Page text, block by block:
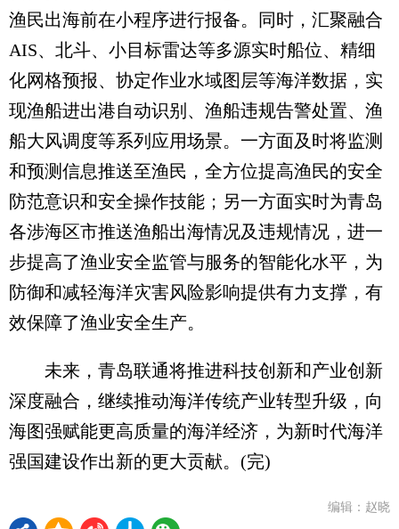
渔民出海前在小程序进行报备。同时，汇聚融合
AIS、北斗、小目标雷达等多源实时船位、精细
化网格预报、协定作业水域图层等海洋数据，实
现渔船进出港自动识别、渔船违规告警处置、渔
船大风调度等系列应用场景。一方面及时将监测
和预测信息推送至渔民，全方位提高渔民的安全
防范意识和安全操作技能；另一方面实时为青岛
各涉海区市推送渔船出海情况及违规情况，进一
步提高了渔业安全监管与服务的智能化水平，为
防御和减轻海洋灾害风险影响提供有力支撑，有
效保障了渔业安全生产。
未来，青岛联通将推进科技创新和产业创新
深度融合，继续推动海洋传统产业转型升级，向
海图强赋能更高质量的海洋经济，为新时代海洋
强国建设作出新的更大贡献。(完)
编辑：赵晓